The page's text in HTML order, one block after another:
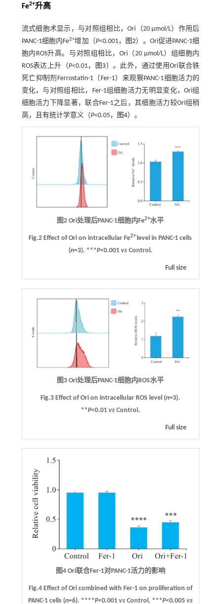
Fe2+升高
流式细胞术显示，与对照组相比，Ori（20 µmol/L）作用后
PANC-1细胞内Fe2+增加（P<0.001， 图2）。Ori促进PANC-1细
胞内ROS升高。与对照组相比，Ori（20 µmol/L）组细胞内
ROS表达上升（P<0.01， 图3 ）。此外，通过使用Ori联合铁
死亡抑制剂Ferrostatin-1（Fer-1）来观察PANC-1细胞活力的
变化，与对照组相比，Fer-1组细胞活力无明显变化，Ori组
细胞活力下降显著，联合Fer-1之后，其细胞活力较Ori组稍
高，且有统计学意义（P<0.05， 图4）。
图2 Ori处理后PANC-1细胞内Fe2+水平
Fig.2 Effect of Ori on intracellular Fe2+level in PANC-1 cells
(n=3). ***P<0.001 vsControl.
Full size
图3 Ori处理后PANC-1细胞内ROS水平
Fig.3 Effect of Ori on intracellular ROS level (n=3).
**P<0.01 vsControl.
Full size
图4 Ori联合Fer-1对PANC-1活力的影响
Fig.4 Effect of Ori combined with Fer-1 on proliferation of
PANC-1 cells (n=6). ****P<0.001 vsControl, ***P<0.005 vs